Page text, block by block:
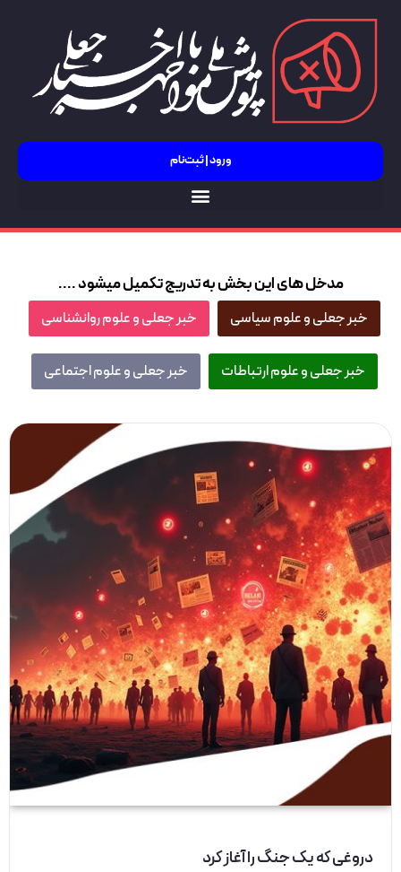
ورود | ثبت‌نام
مدخل های این بخش به تدریج تکمیل میشود ....
خبر جعلی و علوم سیاسی خبر جعلی و علوم روانشناسی
خبر جعلی و علوم ارتباطات خبر جعلی و علوم اجتماعی
دروغی که یک جنگ را آغاز کرد